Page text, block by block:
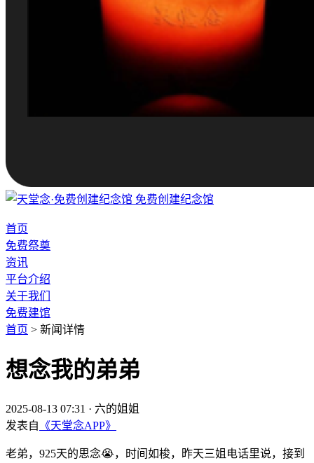
免费创建纪念馆
首页
免费祭奠
资讯
平台介绍
关于我们
免费建馆
首页 > 新闻详情
想念我的弟弟
2025-08-13 07:31 · 六的姐姐
发表自 《天堂念APP》
老弟，925天的思念😭，时间如梭，昨天三姐电话里说，接到